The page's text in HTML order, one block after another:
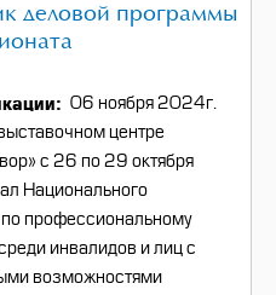
деловой программы
06 ноября 2024г.
центре
с 26 по 29 октября
Национального
профессиональному
инвалидов и лиц с
возможностями